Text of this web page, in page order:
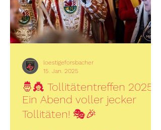
🤴👸 Tollitätentreffen 2025 –
Ein Abend voller jecker
Tollitäten! 🎭🎉
loestigeforsbacher
15. Jan. 2025